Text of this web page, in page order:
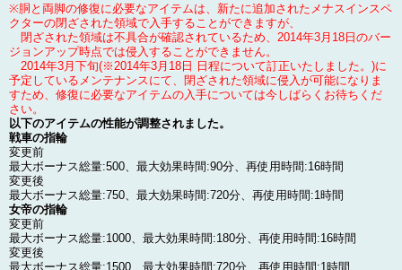
※胴と両脚の修復に必要なアイテムは、新たに追加されたメナスインスペ
クターの閉ざされた領域で入手することができますが、
閉ざされた領域は不具合が確認されているため、2014年3月18日のバー
ジョンアップ時点では侵入することができません。
2014年3月下旬(※2014年3月18日 日程について訂正いたしました。 )に
予定しているメンテナンスにて、閉ざされた領域に侵入が可能になりま
すため、修復に必要なアイテムの入手については今しばらくお待ちくだ
さい。
以下のアイテムの性能が調整されました。
戦車の指輪
変更前
最大ボーナス総量:500、最大効果時間:90分、再使用時間:16時間
変更後
最大ボーナス総量:750、最大効果時間:720分、再使用時間:1時間
女帝の指輪
変更前
最大ボーナス総量:1000、最大効果時間:180分、再使用時間:16時間
変更後
最大ボーナス総量:1500、最大効果時間:720分、再使用時間:1時間